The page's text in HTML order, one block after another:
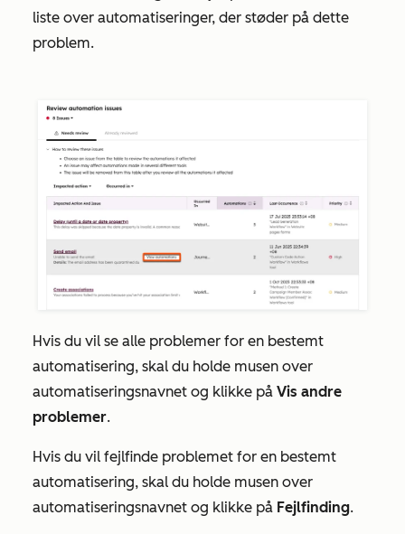
liste over automatiseringer, der støder på dette
problem.
Hvis du vil se alle problemer for en bestemt
automatisering, skal du holde musen over
automatiseringsnavnet og klikke på Vis andre
problemer.
Hvis du vil fejlfinde problemet for en bestemt
automatisering, skal du holde musen over
automatiseringsnavnet og klikke på Fejlfinding.